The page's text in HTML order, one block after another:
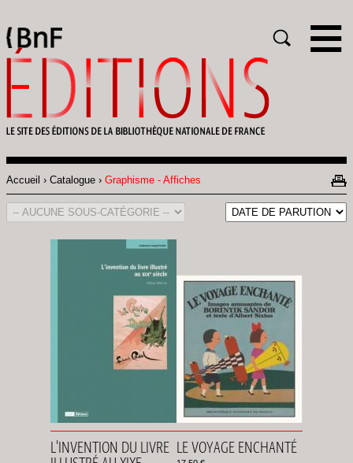
Fil
d'Ariane
Accueil Catalogue Graphisme - Affiches
L'INVENTION DU LIVRE LE VOYAGE ENCHANTÉ